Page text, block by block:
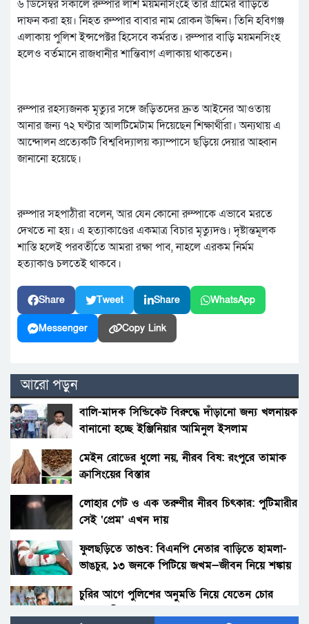
৬ ডিসেম্বর সকালে রুম্পার লাশ ময়মনসিংহে তার গ্রামের বাড়িতে
দাফন করা হয়। নিহত রুম্পার বাবার নাম রোকন উদ্দিন। তিনি হবিগঞ্জ
এলাকায় পুলিশ ইন্সপেক্টর হিসেবে কর্মরত। রুম্পার বাড়ি ময়মনসিংহ
হলেও বর্তমানে রাজধানীর শান্তিবাগ এলাকায় থাকতেন।
রুম্পার রহস্যজনক মৃত্যুর সঙ্গে জড়িতদের দ্রুত আইনের আওতায়
আনার জন্য ৭২ ঘণ্টার আলটিমেটাম দিয়েছেন শিক্ষার্থীরা। অন্যথায় এ
আন্দোলন প্রত্যেকটি বিশ্ববিদ্যালয় ক্যাম্পাসে ছড়িয়ে দেয়ার আহ্বান
জানানো হয়েছে।
রুম্পার সহপাঠীরা বলেন, আর যেন কোনো রুম্পাকে এভাবে মরতে
দেখতে না হয়। এ হত্যাকাণ্ডের একমাত্র বিচার মৃত্যুদণ্ড। দৃষ্টান্তমূলক
শাস্তি হলেই পরবর্তীতে আমরা রক্ষা পাব, নাহলে এরকম নির্মম
হত্যাকাণ্ড চলতেই থাকবে।
Share Tweet Share WhatsApp
Messenger Copy Link
আরো পড়ুন
বালি-মাদক সিন্ডিকেট বিরুদ্ধে দাঁড়ানো জন্য খলনায়ক
বানানো হচ্ছে ইঞ্জিনিয়ার আমিনুল ইসলাম
মেইন রোডের ধুলো নয়, নীরব বিষ: রংপুরে তামাক
ক্রাসিংয়ের বিস্তার
লোহার গেট ও এক তরুণীর নীরব চিৎকার: পুটিমারীর
সেই ‘প্রেম’ এখন দায়
ফুলছড়িতে তাণ্ডব: বিএনপি নেতার বাড়িতে হামলা-
ভাঙচুর, ১৩ জনকে পিটিয়ে জখম—জীবন নিয়ে শঙ্কায়
চুরির আগে পুলিশের অনুমতি নিয়ে যেতেন চোর